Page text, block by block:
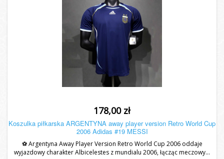
178,00 zł
Koszulka piłkarska ARGENTYNA away player version Retro World Cup
2006 Adidas #19 MESSI
⚽ Argentyna Away Player Version Retro World Cup 2006 oddaje
wyjazdowy charakter Albicelestes z mundialu 2006, łącząc meczowy...